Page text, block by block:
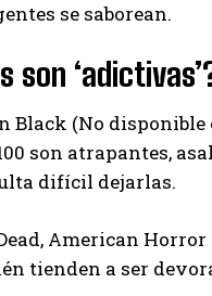
se saborean.
son
Black (No
son atrapantes,
difícil dejarlas.
American
tienden a ser